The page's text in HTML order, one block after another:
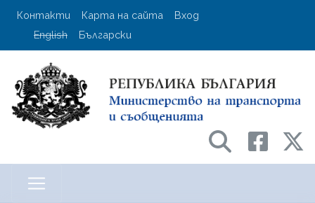
Премини
User account menu
Контакти Карта на сайта
Вход
English
Български